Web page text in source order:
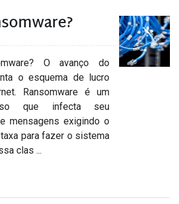
O avanço do
o esquema de lucro
Ransomware é um
que infecta seu
mensagens exigindo o
para fazer o sistema
clas ...